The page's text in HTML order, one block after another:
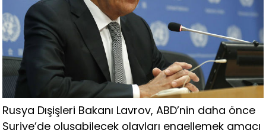
Rusya Dışişleri Bakanı Lavrov, ABD’nin daha önce
Suriye’de oluşabilecek olayları engellemek amacı